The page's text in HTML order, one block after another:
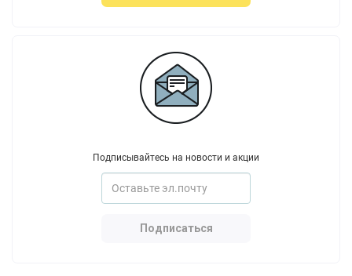
Подписывайтесь на новости и акции
Подписаться